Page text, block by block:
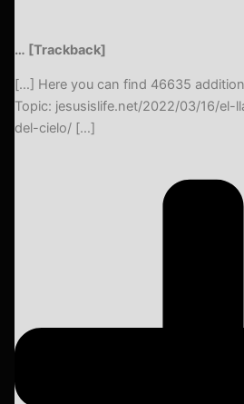
… [Trackback]
[…] Here you can find 46635
Topic: jesusislife.net/2022/03/16/el-
del-cielo/ […]